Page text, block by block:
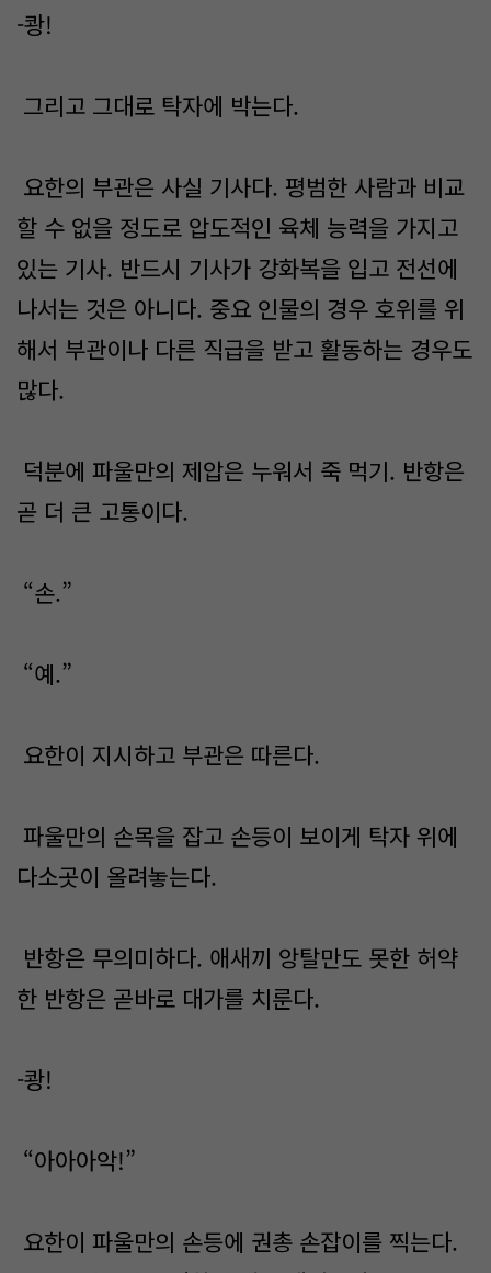
-쾅!
그리고 그대로 탁자에 박는다.
요한의 부관은 사실 기사다. 평범한 사람과 비교
할 수 없을 정도로 압도적인 육체 능력을 가지고
있는 기사. 반드시 기사가 강화복을 입고 전선에
나서는 것은 아니다. 중요 인물의 경우 호위를 위
해서 부관이나 다른 직급을 받고 활동하는 경우도
많다.
덕분에 파울만의 제압은 누워서 죽 먹기. 반항은
곧 더 큰 고통이다.
“손.”
“예.”
요한이 지시하고 부관은 따른다.
파울만의 손목을 잡고 손등이 보이게 탁자 위에
다소곳이 올려놓는다.
반항은 무의미하다. 애새끼 앙탈만도 못한 허약
한 반항은 곧바로 대가를 치룬다.
-쾅!
“아아아악!”
요한이 파울만의 손등에 권총 손잡이를 찍는다.